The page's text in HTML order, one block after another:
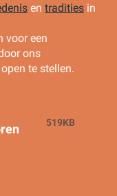
en tradities in
voor een
ons
te stellen.
519KB